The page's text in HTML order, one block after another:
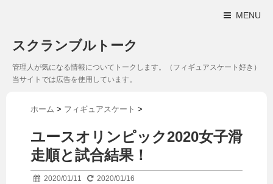
MENU
スクランブルトーク
管理人が気になる情報についてトークします。（フィギュアスケート好き）
当サイトでは広告を使用しています。
ホーム > フィギュアスケート >
ユースオリンピック2020女子滑
走順と試合結果！
2020/01/11 2020/01/16